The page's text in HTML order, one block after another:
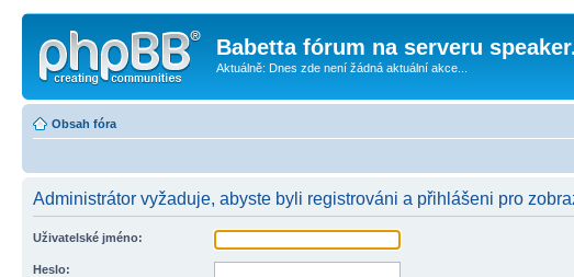
Babetta fórum na serveru
Aktuálně: Dnes zde není žádná aktuální akce...
Obsah fóra
Administrátor vyžaduje, abyste byli registrováni a přihlášeni pro
Uživatelské jméno:
Heslo: